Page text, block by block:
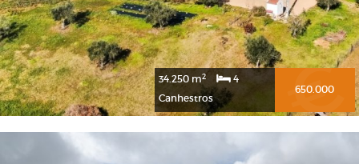
34.250 m2
4
Canhestros
650.000